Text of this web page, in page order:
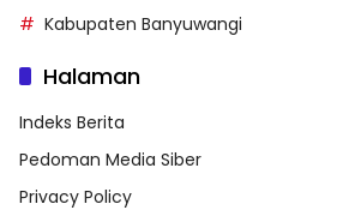
Kabupaten Banyuwangi
Halaman
Indeks Berita
Pedoman Media Siber
Privacy Policy